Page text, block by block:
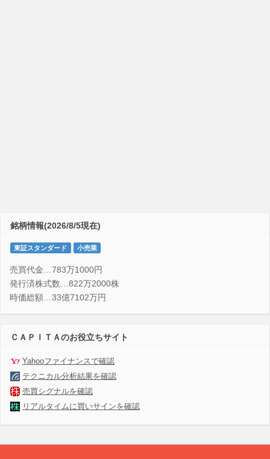
銘柄情報(2026/8/5現在)
東証スタンダード 小売業
売買代金…783万1000円
発行済株式数…822万2000株
時価総額…33億7102万円
ＣＡＰＩＴＡのお役立ちサイト
Yahooファイナンスで確認
テクニカル分析結果を確認
売買シグナルを確認
リアルタイムに買いサインを確認